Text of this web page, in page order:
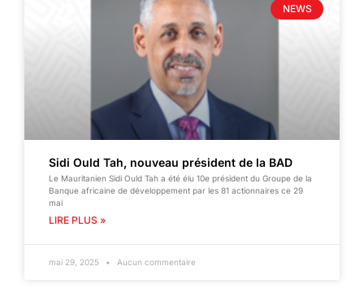
NEWS
Sidi Ould Tah, nouveau président de la BAD
Le Mauritanien Sidi Ould Tah a été élu 10e président du Groupe de la
Banque africaine de développement par les 81 actionnaires ce 29
mai
LIRE PLUS »
mai 29, 2025 Aucun commentaire